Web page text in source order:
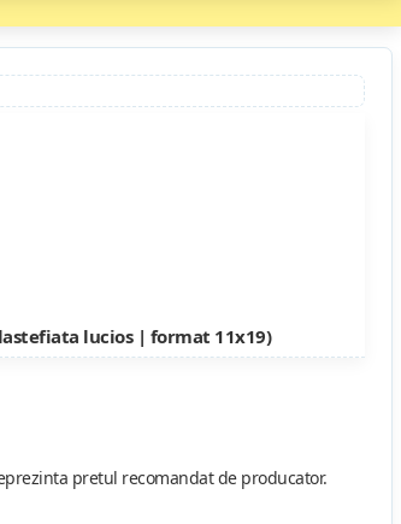
lucios | format 11x19)
pretul recomandat de producator.